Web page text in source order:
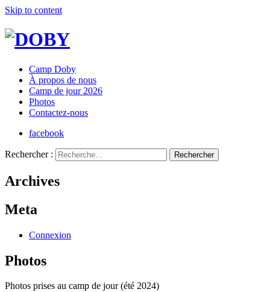
Skip to content
Camp Doby
À propos de nous
Camp de jour 2026
Photos
Contactez-nous
facebook
Rechercher :
Archives
Meta
Connexion
Photos
Photos prises au camp de jour (été 2024)